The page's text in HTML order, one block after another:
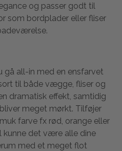
og passer godt til
som bordplader eller fliser
gå all-in med en ensfarvet
til både vægge, fliser og
dramatisk effekt, samtidig
meget mørkt. Tilføjer
farve fx rød, orange eller
kunne det være alle dine
med et meget flot